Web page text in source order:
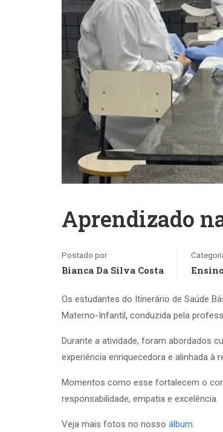
Aprendizado
Postado por
Bianca Da Silva Costa
Os estudantes do Itinerário de Saúde
Materno-Infantil, conduzida pela
Durante a atividade, foram abordados
experiência enriquecedora e alinhada à
Momentos como esse fortalecem o
responsabilidade, empatia e excelência.
Veja mais fotos no nosso álbum.